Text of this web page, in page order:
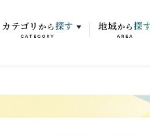
カテゴリ から 探す
CATEGORY
地域から 探
AREA